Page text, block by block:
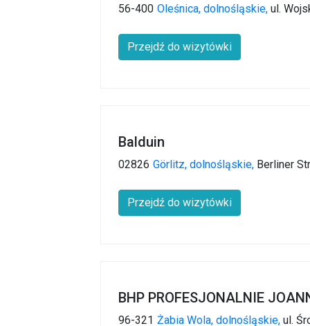
56-400 Oleśnica, dolnośląskie, ul.
Przejdź do wizytówki
Balduin
02826 Görlitz, dolnośląskie, Berliner
Przejdź do wizytówki
BHP PROFESJONALNIE
96-321 Żabia Wola, dolnośląskie, ul.